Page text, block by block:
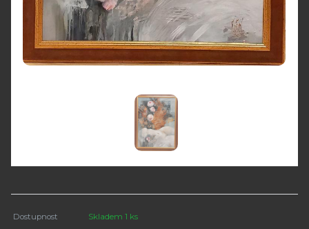
Dostupnost Skladem 1 ks